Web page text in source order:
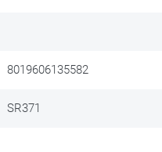
8019606135582
SR371